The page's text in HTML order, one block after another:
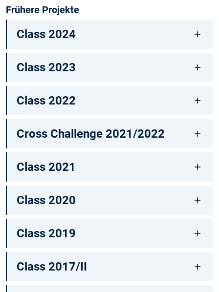
Frühere Projekte
Class 2024
Class 2023
Class 2022
Cross Challenge 2021/2022
Class 2021
Class 2020
Class 2019
Class 2017/II